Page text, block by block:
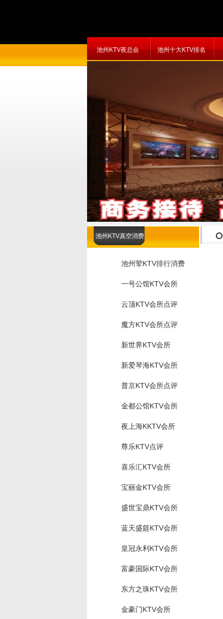
池州KTV夜总会 池州十大KTV排名
池州KTV真空消费
池州荤KTV排行消费
一号公馆KTV会所
云顶KTV会所点评
魔方KTV会所点评
新世界KTV会所
新爱琴海KTV会所
普京KTV会所点评
金都公馆KTV会所
夜上海KKTV会所
尊乐KTV点评
喜乐汇KTV会所
宝丽金KTV会所
盛世宝鼎KTV会所
蓝天盛筵KTV会所
皇冠永利KTV会所
富豪国际KTV会所
东方之珠KTV会所
金豪门KTV会所